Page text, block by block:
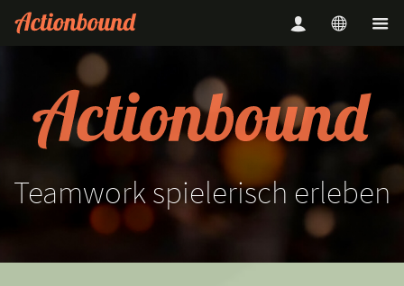
Teamworkspielerisch erleben